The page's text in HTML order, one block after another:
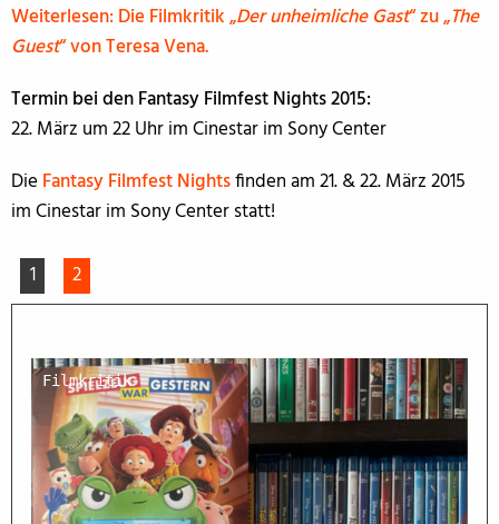
Weiterlesen: Die Filmkritik „Der unheimliche Gast“ zu „The
Guest“ von Teresa Vena.
Termin bei den Fantasy Filmfest Nights 2015:
22. März um 22 Uhr im Cinestar im Sony Center
Die Fantasy Filmfest Nightsfinden am 21. & 22. März 2015
im Cinestar im Sony Center statt!
1 2
Filmkritik